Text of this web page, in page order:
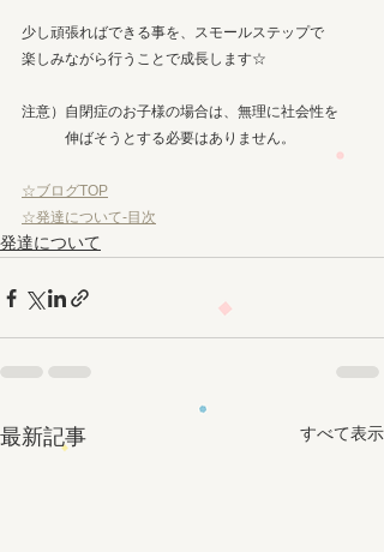
少し頑張ればできる事を、スモールステップで
楽しみながら行うことで成長します☆
注意）自閉症のお子様の場合は、無理に社会性を
伸ばそうとする必要はありません。
☆ブログTOP
☆発達について-目次
発達について
最新記事 すべて表示